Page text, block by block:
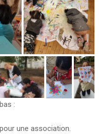
:
une association.